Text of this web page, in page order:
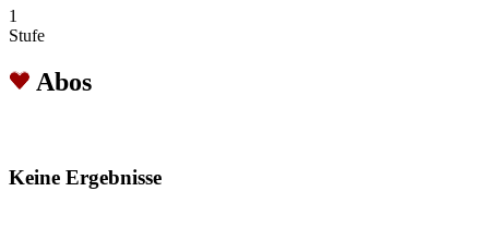
1
Stufe
Abos
Keine Ergebnisse